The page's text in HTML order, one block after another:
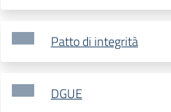
Patto di integrità
DGUE